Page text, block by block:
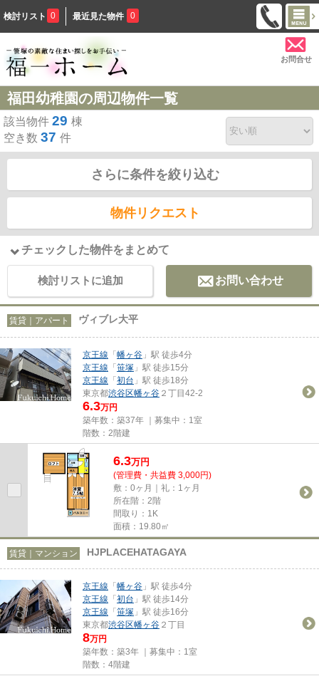
検討リスト 0 最近見た物件 0
お問合せ
福田幼稚園の周辺物件一覧
該当物件 29 棟
空き数 37 件
さらに条件を絞り込む
物件リクエスト
チェックした物件をまとめて
検討リストに追加 お問い合わせ
賃貸｜アパート ヴィブレ大平
京王線 「幡ヶ谷 」駅 徒歩4分
京王線 「笹塚 」駅 徒歩15分
京王線 「初台 」駅 徒歩18分
東京都渋谷区幡ヶ谷 ２丁目42-2
6.3万円
築年数：築37年 ｜募集中： 1室
階数：2階建
6.3万円
(管理費・共益費 3,000円)
敷：0ヶ月｜礼：1ヶ月
所在階：2階
間取り：1K
面積：19.80㎡
賃貸｜マンション HJPLACEHATAGAYA
京王線 「幡ヶ谷 」駅 徒歩4分
京王線 「初台 」駅 徒歩14分
京王線 「笹塚 」駅 徒歩16分
東京都渋谷区幡ヶ谷 ２丁目
8万円
築年数：築3年 ｜募集中： 1室
階数：4階建